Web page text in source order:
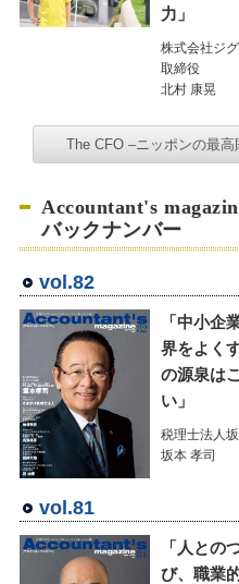
力」
株式会社ジ
取締役
北村 康晃
The CFO –ニッポンの最
Accountant's
バックナンバー
vol.82
「中小企
界をよく
の源泉は
い」
税理士法人
坂本 孝司
vol.81
「人との
び、職業